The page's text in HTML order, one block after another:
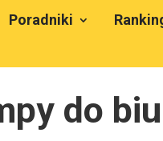
Poradniki
do